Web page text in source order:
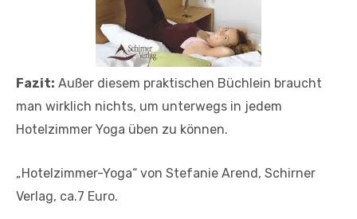
Fazit: Außer diesem praktischen Büchlein braucht
man wirklich nichts, um unterwegs in jedem
Hotelzimmer Yoga üben zu können.
„Hotelzimmer-Yoga“ von Stefanie Arend, Schirner
Verlag, ca.7 Euro.